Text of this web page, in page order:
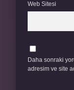
Web Sitesi
Daha sonraki
adresim ve site